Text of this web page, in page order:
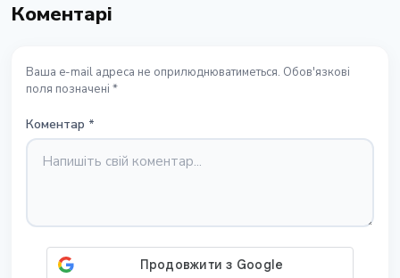
Коментарі
Ваша e-mail адреса не оприлюднюватиметься. Обов'язкові
поля позначені *
Коментар *